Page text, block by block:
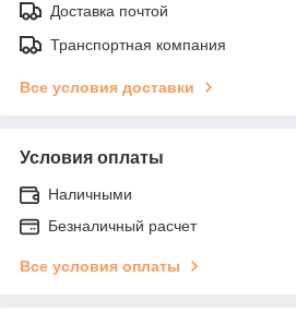
Доставка почтой
Транспортная компания
Все условия доставки
Условия оплаты
Наличными
Безналичный расчет
Все условия оплаты